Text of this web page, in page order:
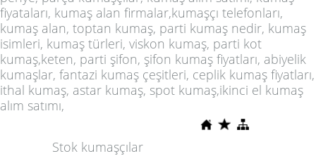
fiyataları, kumaş alan firmalar,kumaşçı telefonları,
kumaş alan, toptan kumaş, parti kumaş nedir, kumaş
isimleri, kumaş türleri, viskon kumaş, parti kot
kumaş,keten, parti şifon, şifon kumaş fiyatları, abiyelik
kumaşlar, fantazi kumaş çeşitleri, ceplik kumaş fiyatları,
ithal kumaş, astar kumaş, spot kumaş,ikinci el kumaş
alım satımı,
Stok kumaşçılar